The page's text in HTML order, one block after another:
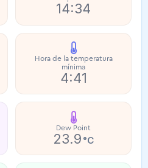
14:34
Hora de la temperatura
mínima
4:41
Dew Point
23.9 °C